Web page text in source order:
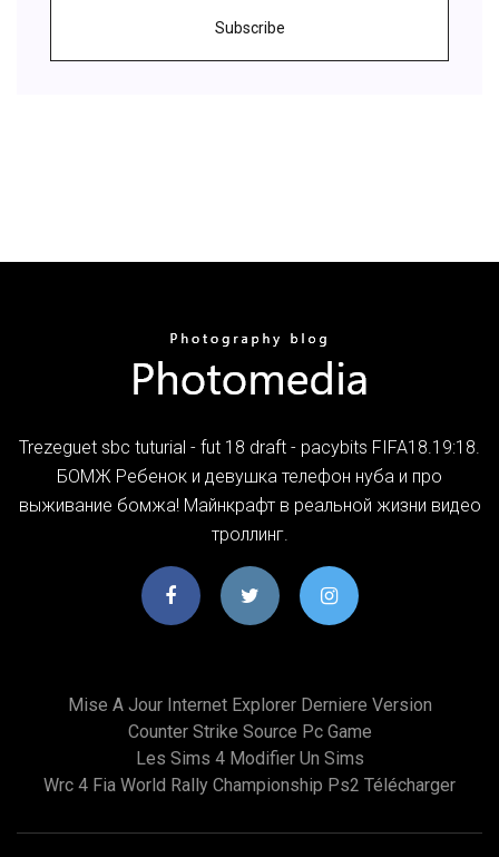
Subscribe
Trezeguet sbc tuturial - fut 18 draft - pacybits FIFA18.19:18.
БОМЖ Ребенок и девушка телефон нуба и про
выживание бомжа! Майнкрафт в реальной жизни видео
троллинг.
Mise A Jour Internet Explorer Derniere Version
Counter Strike Source Pc Game
Les Sims 4 Modifier Un Sims
Wrc 4 Fia World Rally Championship Ps2 Télécharger